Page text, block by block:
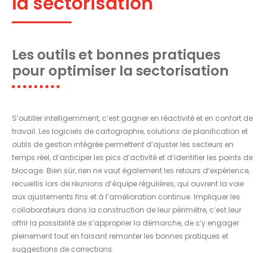
Les outils et bonnes pratiques
pour optimiser la sectorisation
S’outiller intelligemment, c’est gagner en réactivité et en confort de
travail. Les logiciels de cartographie, solutions de planification et
outils de gestion intégrée permettent d’ajuster les secteurs en
temps réel, d’anticiper les pics d’activité et d’identifier les points de
blocage. Bien sûr, rien ne vaut également les retours d’expérience,
recueillis lors de réunions d’équipe régulières, qui ouvrent la voie
aux ajustements fins et à l’amélioration continue. Impliquer les
collaborateurs dans la construction de leur périmètre, c’est leur
offrir la possibilité de s’approprier la démarche, de s’y engager
pleinement tout en faisant remonter les bonnes pratiques et
suggestions de corrections.